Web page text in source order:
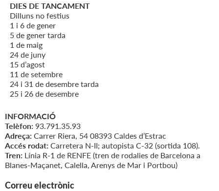
DIES DE TANCAMENT
Dilluns no festius
1 i 6 de gener
5 de gener tarda
1 de maig
24 de juny
15 d’agost
11 de setembre
24 i 31 de desembre tarda
25 i 26 de desembre
INFORMACIÓ
Telèfon: 93.791.35.93
Adreça: Carrer Riera, 54 08393 Caldes d’Estrac
Accés rodat: Carretera N-II; autopista C-32 (sortida 108).
Tren: Línia R-1 de RENFE (tren de rodalies de Barcelona a
Blanes-Maçanet, Calella, Arenys de Mar i Portbou)
Correu electrònic